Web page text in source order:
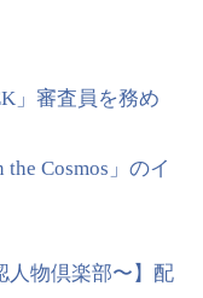
」審査員を務め
Cosmos」のイ
人物倶楽部〜】配